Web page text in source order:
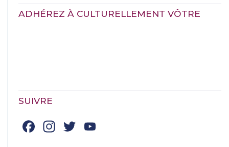
ADHÉREZ À CULTURELLEMENT VÔTRE
SUIVRE
Facebook
Instagram
Twitter